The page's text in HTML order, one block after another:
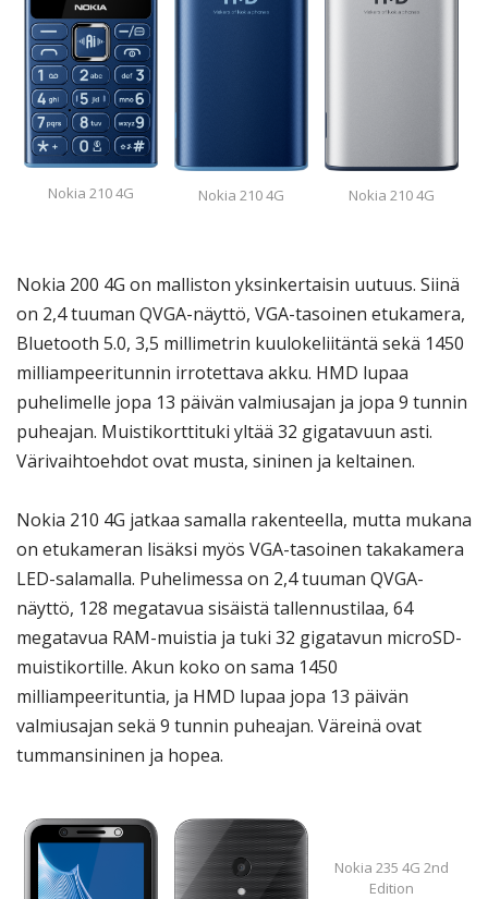
Nokia 210 4G Nokia 210 4G Nokia 210 4G
Nokia 200 4G on malliston yksinkertaisin uutuus. Siinä
on 2,4 tuuman QVGA-näyttö, VGA-tasoinen etukamera,
Bluetooth 5.0, 3,5 millimetrin kuulokeliitäntä sekä 1450
milliampeeritunnin irrotettava akku. HMD lupaa
puhelimelle jopa 13 päivän valmiusajan ja jopa 9 tunnin
puheajan. Muistikorttituki yltää 32 gigatavuun asti.
Värivaihtoehdot ovat musta, sininen ja keltainen.
Nokia 210 4G jatkaa samalla rakenteella, mutta mukana
on etukameran lisäksi myös VGA-tasoinen takakamera
LED-salamalla. Puhelimessa on 2,4 tuuman QVGA-
näyttö, 128 megatavua sisäistä tallennustilaa, 64
megatavua RAM-muistia ja tuki 32 gigatavun microSD-
muistikortille. Akun koko on sama 1450
milliampeerituntia, ja HMD lupaa jopa 13 päivän
valmiusajan sekä 9 tunnin puheajan. Väreinä ovat
tummansininen ja hopea.
Nokia 235 4G 2nd
Edition